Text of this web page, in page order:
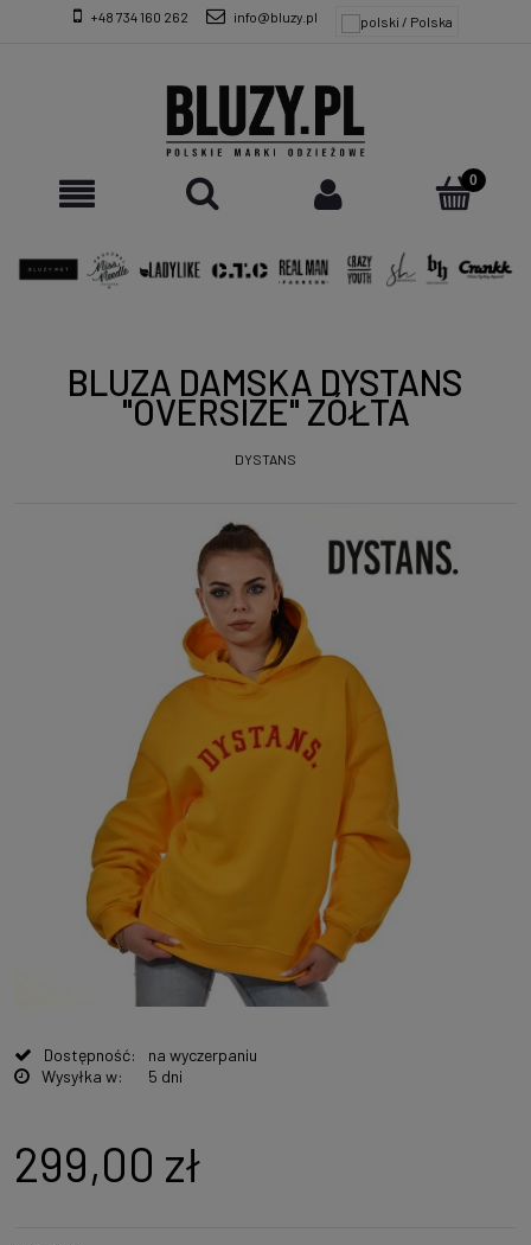
+48 734 160 262 info@bluzy.pl
BLUZA DAMSKA DYSTANS
"OVERSIZE" ZÓŁTA
DYSTANS
Dostępność:
na wyczerpaniu
Wysyłka w:
5 dni
299,00 zł